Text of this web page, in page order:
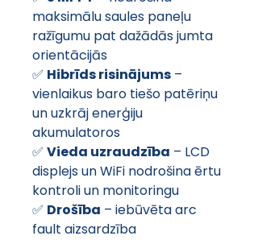
maksimālu saules paneļu
ražīgumu pat dažādās jumta
orientācijās
✅ Hibrīds risinājums –
vienlaikus baro tiešo patēriņu
un uzkrāj enerģiju
akumulatoros
✅ Vieda uzraudzība – LCD
displejs un WiFi nodrošina ērtu
kontroli un monitoringu
✅ Drošība – iebūvēta arc
fault aizsardzība